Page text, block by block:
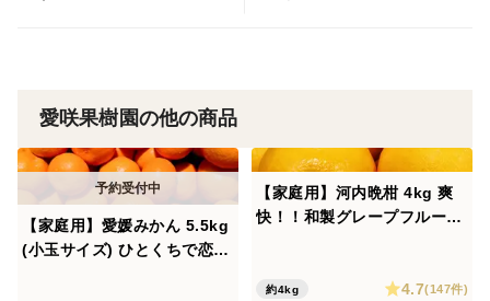
愛咲果樹園の他の商品
【家庭用】愛媛みかん 5.5kg
(小玉サイズ) ひとくちで恋す
【家庭用】河内晩柑 4kg 爽
快！！和製グレープフルーツ
約4kg 4.7(147件)